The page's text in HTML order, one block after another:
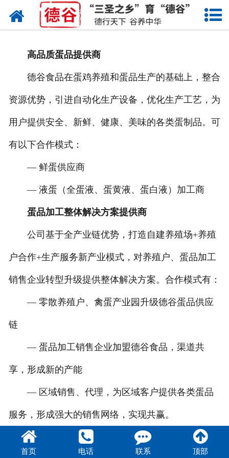
网站首页
产品中心
招商加盟
高品质蛋品提供商
德谷食品在蛋鸡养殖和蛋品生产的基础上，整合
资源优势，引进自动化生产设备，优化生产工艺，为
用户提供安全、新鲜、健康、美味的各类蛋制品。可
有以下合作模式：
— 鲜蛋供应商
— 液蛋（全蛋液、蛋黄液、蛋白液）加工商
蛋品加工整体解决方案提供商
公司基于全产业链优势，打造自建养殖场+养殖
户合作+生产服务新产业模式，对养殖户、蛋品加工
销售企业转型升级提供整体解决方案。合作模式有：
— 零散养殖户、禽蛋产业园升级德谷蛋品供应
链
— 蛋品加工销售企业加盟德谷食品，渠道共
享，形成新的产能
— 区域销售、代理，为区域客户提供各类蛋品
服务，形成强大的销售网络，实现共赢。
首页 电话 联系 顶部